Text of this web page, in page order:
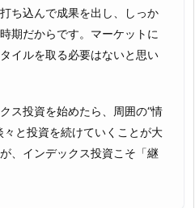
ち込んで成果を出し、しっか
期だからです。マーケットに
イルを取る必要はないと思い
ス投資を始めたら、周囲の“情
と投資を続けていくことが大
、インデックス投資こそ「継